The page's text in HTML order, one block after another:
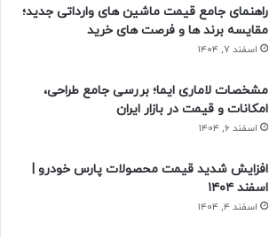
راهنمای جامع قیمت ماشین های وارداتی جدید؛
مقایسه برند ها و فرصت های خرید
اسفند ۷, ۱۴۰۴
مشخصات لاماری ایما؛ بررسی جامع طراحی،
امکانات و قیمت در بازار ایران
اسفند ۶, ۱۴۰۴
افزایش شدید قیمت محصولات پارس خودرو |
اسفند ۱۴۰۴
اسفند ۴, ۱۴۰۴